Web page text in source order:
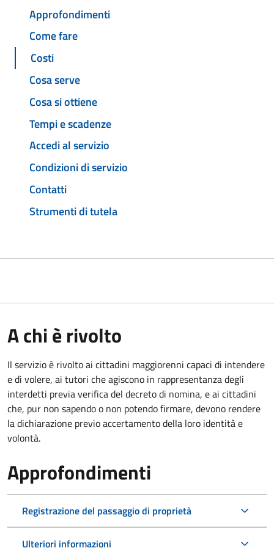
Approfondimenti
Come fare
Costi
Cosa serve
Cosa si ottiene
Tempi e scadenze
Accedi al servizio
Condizioni di servizio
Contatti
Strumenti di tutela
A chi è rivolto
Il servizio è rivolto ai cittadini maggiorenni capaci di intendere
e di volere, ai tutori che agiscono in rappresentanza degli
interdetti previa verifica del decreto di nomina, e ai cittadini
che, pur non sapendo o non potendo firmare, devono rendere
la dichiarazione previo accertamento della loro identità e
volontà.
Approfondimenti
Registrazione del passaggio di proprietà
Ulteriori informazioni